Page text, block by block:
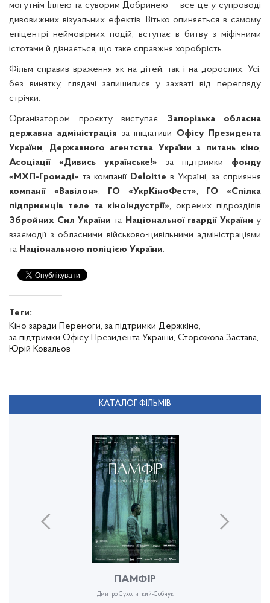
могутнім Іллею та суворим Добринею — все це у супроводі
дивовижних візуальних ефектів. Вітько опиняється в самому
епіцентрі неймовірних подій, вступає в битву з міфічними
істотами й дізнається, що таке справжня хоробрість.
Фільм справив враження як на дітей, так і на дорослих. Усі,
без винятку, глядачі залишилися у захваті від перегляду
стрічки.
Організатором проєкту виступає Запорізька обласна
державна адміністрація за ініціативи Офісу Президента
України, Державного агентства України з питань кіно,
Асоціації «Дивись українське!» за підтримки фонду
«МХП-Громаді» та компанії Deloitte в Україні, за сприяння
компанії «Вавілон», ГО «УкрКіноФест»,
ГО «Спілка
підприємців теле та кіноіндустрії», окремих підрозділів
Збройних Сил України та Національної гвардії України у
взаємодії з обласними військово-цивільними адміністраціями
та Національною поліцією України.
Теги:
Кіно заради Перемоги, за підтримки Держкіно,
за підтримки Офісу Президента України, Сторожова Застава,
Юрій Ковальов
КАТАЛОГ ФІЛЬМІВ
ПАМФІР
Дмитро Сухолиткий-Собчук